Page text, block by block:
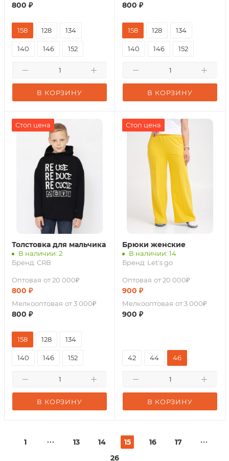
800 ₽
В КОРЗИНУ
158 128 134
140 146 152
800 ₽
В КОРЗИНУ
158 128 134
140 146 152
Стоп цена
Толстовка для мальчика
В наличии: 2
Бренд: CRB
Оптовая от 20 000₽
800 ₽
Мелкооптовая от 3 000₽
800 ₽
В КОРЗИНУ
158 128 134
140 146 152
Стоп цена
Брюки женские
В наличии: 14
Бренд: Let's go
Оптовая от 20 000₽
900 ₽
Мелкооптовая от 3 000₽
900 ₽
В КОРЗИНУ
42 44 46
1 13 14 15 16
17
26